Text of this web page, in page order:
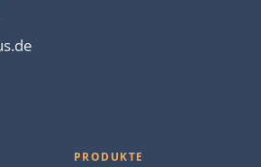
PRODUKTE